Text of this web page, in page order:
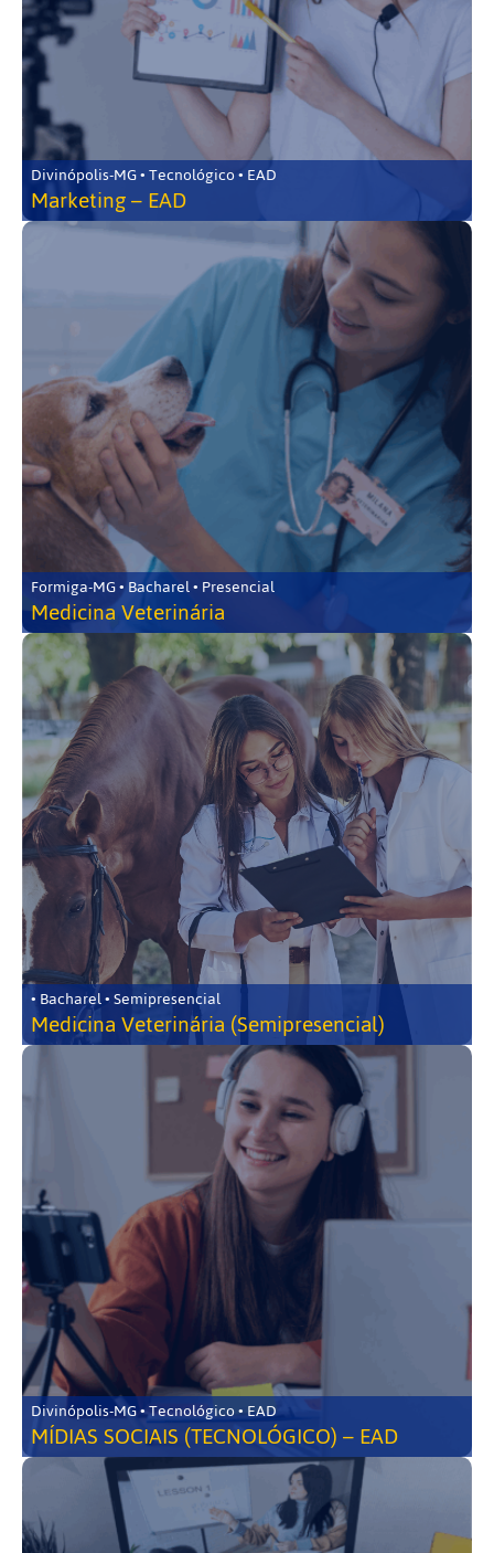
Divinópolis-MG • Tecnológico • EAD
Marketing – EAD
Formiga-MG • Bacharel • Presencial
Medicina Veterinária
• Bacharel • Semipresencial
Medicina Veterinária (Semipresencial)
Divinópolis-MG • Tecnológico • EAD
MÍDIAS SOCIAIS (TECNOLÓGICO) – EAD